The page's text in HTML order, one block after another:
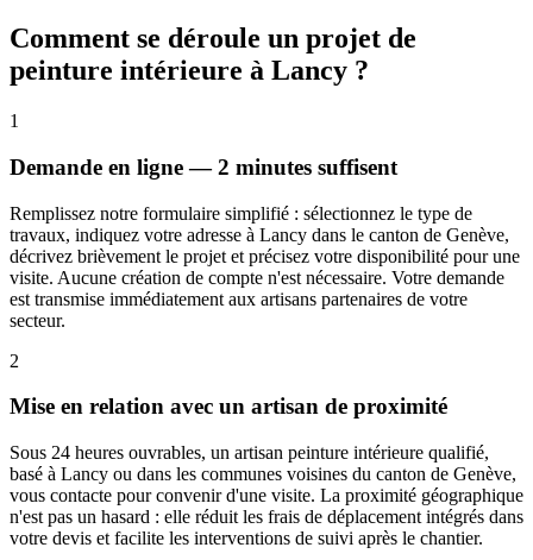
Comment se déroule un projet de
peinture intérieure à Lancy ?
1
Demande en ligne — 2 minutes suffisent
Remplissez notre formulaire simplifié : sélectionnez le type de
travaux, indiquez votre adresse à Lancy dans le canton de Genève,
décrivez brièvement le projet et précisez votre disponibilité pour une
visite. Aucune création de compte n'est nécessaire. Votre demande
est transmise immédiatement aux artisans partenaires de votre
secteur.
2
Mise en relation avec un artisan de proximité
Sous 24 heures ouvrables, un artisan peinture intérieure qualifié,
basé à Lancy ou dans les communes voisines du canton de Genève,
vous contacte pour convenir d'une visite. La proximité géographique
n'est pas un hasard : elle réduit les frais de déplacement intégrés dans
votre devis et facilite les interventions de suivi après le chantier.